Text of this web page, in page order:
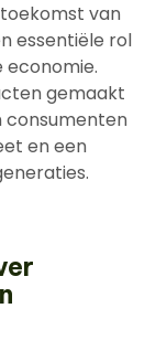
van
essentiële rol
economie.
gemaakt
consumenten
en een